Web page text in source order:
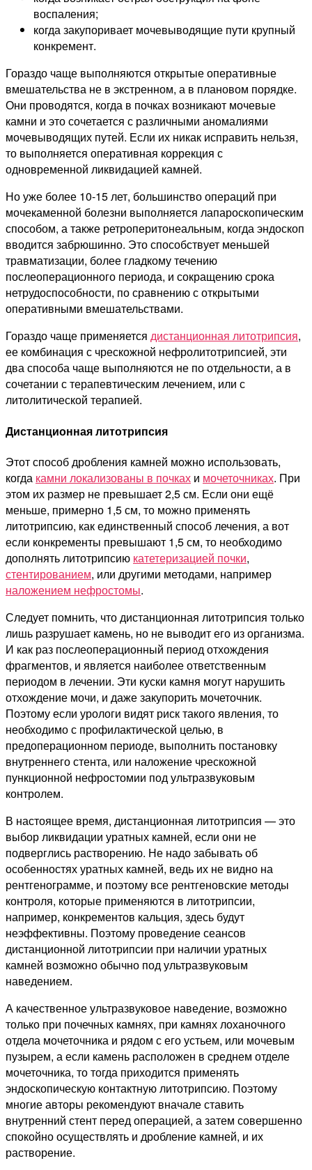
воспаления;
когда закупоривает мочевыводящие пути крупный
конкремент.
Гораздо чаще выполняются открытые оперативные
вмешательства не в экстренном, а в плановом порядке.
Они проводятся, когда в почках возникают мочевые
камни и это сочетается с различными аномалиями
мочевыводящих путей. Если их никак исправить нельзя,
то выполняется оперативная коррекция с
одновременной ликвидацией камней.
Но уже более 10-15 лет, большинство операций при
мочекаменной болезни выполняется лапароскопическим
способом, а также ретроперитонеальным, когда эндоскоп
вводится забрюшинно. Это способствует меньшей
травматизации, более гладкому течению
послеоперационного периода, и сокращению срока
нетрудоспособности, по сравнению с открытыми
оперативными вмешательствами.
Гораздо чаще применяется дистанционная литотрипсия,
ее комбинация с чрескожной нефролитотрипсией, эти
два способа чаще выполняются не по отдельности, а в
сочетании с терапевтическим лечением, или с
литолитической терапией.
Дистанционная литотрипсия
Этот способ дробления камней можно использовать,
когда камни локализованы в почках и мочеточниках. При
этом их размер не превышает 2,5 см. Если они ещё
меньше, примерно 1,5 см, то можно применять
литотрипсию, как единственный способ лечения, а вот
если конкременты превышают 1,5 см, то необходимо
дополнять литотрипсию катетеризацией почки,
стентированием, или другими методами, например
наложением нефростомы.
Следует помнить, что дистанционная литотрипсия только
лишь разрушает камень, но не выводит его из организма.
И как раз послеоперационный период отхождения
фрагментов, и является наиболее ответственным
периодом в лечении. Эти куски камня могут нарушить
отхождение мочи, и даже закупорить мочеточник.
Поэтому если урологи видят риск такого явления, то
необходимо с профилактической целью, в
предоперационном периоде, выполнить постановку
внутреннего стента, или наложение чрескожной
пункционной нефростомии под ультразвуковым
контролем.
В настоящее время, дистанционная литотрипсия — это
выбор ликвидации уратных камней, если они не
подверглись растворению. Не надо забывать об
особенностях уратных камней, ведь их не видно на
рентгенограмме, и поэтому все рентгеновские методы
контроля, которые применяются в литотрипсии,
например, конкрементов кальция, здесь будут
неэффективны. Поэтому проведение сеансов
дистанционной литотрипсии при наличии уратных
камней возможно обычно под ультразвуковым
наведением.
А качественное ультразвуковое наведение, возможно
только при почечных камнях, при камнях лоханочного
отдела мочеточника и рядом с его устьем, или мочевым
пузырем, а если камень расположен в среднем отделе
мочеточника, то тогда приходится применять
эндоскопическую контактную литотрипсию. Поэтому
многие авторы рекомендуют вначале ставить
внутренний стент перед операцией, а затем совершенно
спокойно осуществлять и дробление камней, и их
растворение.